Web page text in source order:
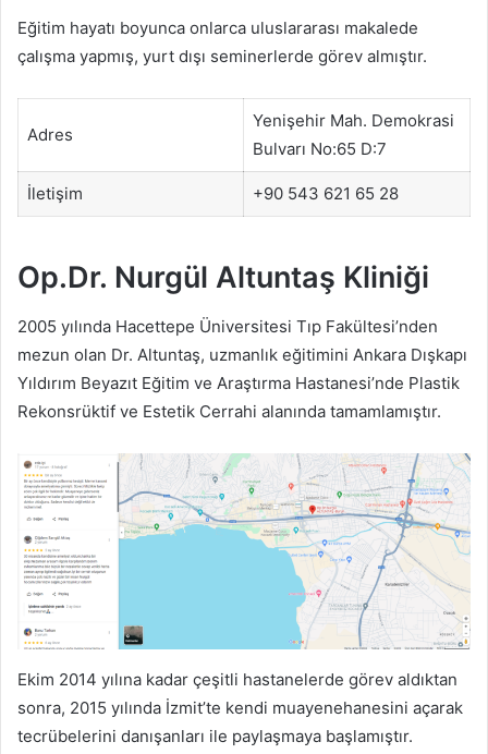
Eğitim hayatı boyunca onlarca uluslararası makalede
çalışma yapmış, yurt dışı seminerlerde görev almıştır.
Adres
Yenişehir Mah. Demokrasi
Bulvarı No:65 D:7
İletişim +90 543 621 65 28
Op.Dr. Nurgül Altuntaş Kliniği
2005 yılında Hacettepe Üniversitesi Tıp Fakültesi’nden
mezun olan Dr. Altuntaş, uzmanlık eğitimini Ankara Dışkapı
Yıldırım Beyazıt Eğitim ve Araştırma Hastanesi’nde Plastik
Rekonsrüktif ve Estetik Cerrahi alanında tamamlamıştır.
Ekim 2014 yılına kadar çeşitli hastanelerde görev aldıktan
sonra, 2015 yılında İzmit’te kendi muayenehanesini açarak
tecrübelerini danışanları ile paylaşmaya başlamıştır.